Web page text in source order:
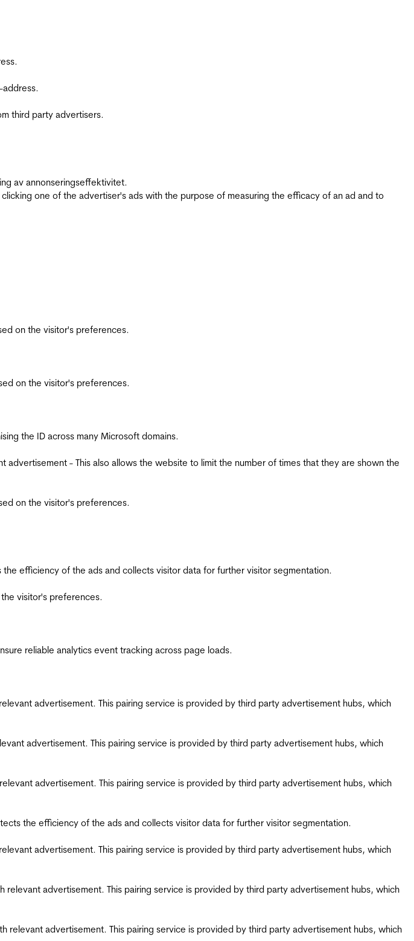
address.
third party advertisers.
av annonseringseffektivitet.
one of the advertiser's ads with the purpose of measuring the efficacy of an ad and to
on the visitor's preferences.
on the visitor's preferences.
the ID across many Microsoft domains.
- This also allows the website to limit the number of times that they are shown the
on the visitor's preferences.
efficiency of the ads and collects visitor data for further visitor segmentation.
visitor's preferences.
reliable analytics event tracking across page loads.
advertisement. This pairing service is provided by third party advertisement hubs, which
advertisement. This pairing service is provided by third party advertisement hubs, which
advertisement. This pairing service is provided by third party advertisement hubs, which
the efficiency of the ads and collects visitor data for further visitor segmentation.
advertisement. This pairing service is provided by third party advertisement hubs, which
advertisement. This pairing service is provided by third party advertisement hubs, which
advertisement. This pairing service is provided by third party advertisement hubs, which